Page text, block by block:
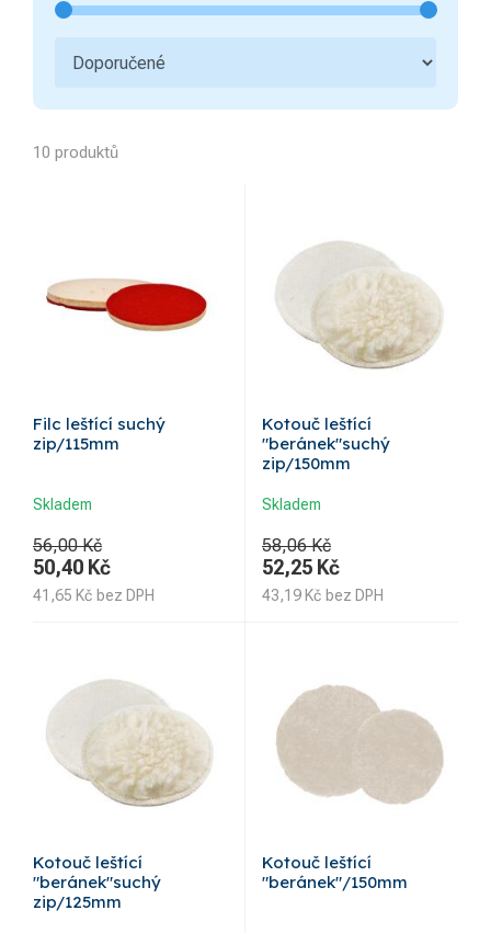
10 produktů
Filc leštící suchý
zip/115mm
Skladem
56,00 Kč
50,40 Kč
41,65 Kč bez DPH
Kotouč leštící
"beránek"suchý
zip/150mm
Skladem
58,06 Kč
52,25 Kč
43,19 Kč bez DPH
Kotouč leštící
"beránek"suchý
zip/125mm
Kotouč leštící
"beránek"/150mm